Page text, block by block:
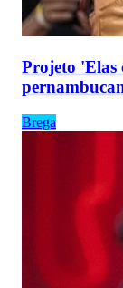
Projeto 'Elas
Brega